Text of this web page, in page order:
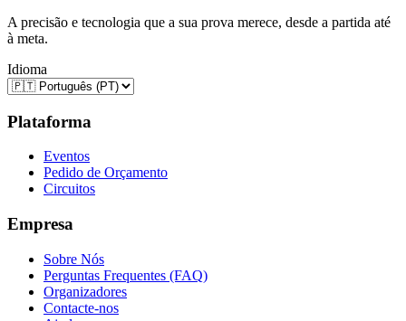
A precisão e tecnologia que a sua prova merece, desde a partida até
à meta.
Idioma
Plataforma
Eventos
Pedido de Orçamento
Circuitos
Empresa
Sobre Nós
Perguntas Frequentes (FAQ)
Organizadores
Contacte-nos